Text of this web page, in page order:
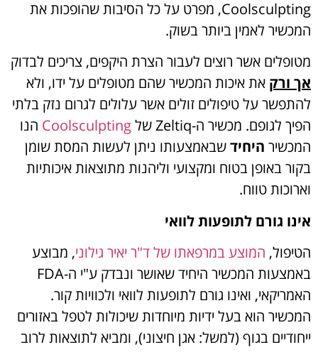
Coolsculpting, מפרט על כל הסיבות שהופכות את
המכשיר לאמין ביותר בשוק.
מטופלים אשר רוצים לעבור הצרת היקפים, צריכים לבדוק
אך ורק את איכות המכשיר שהם מטופלים על ידו, ולא
להתפשר על טיפולים זולים אשר עלולים לגרום נזק בלתי
הפיך לגופם. מכשיר ה-Zeltiq של
Coolsculpting הנו
המכשיר היחידשבאמצעותו ניתן לעשות המסת שומן
בקור באופן בטוח ומקצועי וליהנות מתוצאות איכותיות
וארוכות טווח.
אינו גורם לתופעות לוואי
הטיפול, המוצע במרפאתו של ד"ר יאיר גילוני, מבוצע
באמצעות המכשיר היחיד שאושר ונבדק ע"י ה-FDA
האמריקאי, ואינו גורם לתופעות לוואי ולכוויות קור.
המכשיר הוא בעל ידיות מיוחדות שיכולות לטפל באזורים
ייחודיים בגוף (למשל: אגן חיצוני), ומביא לתוצאות לרוב